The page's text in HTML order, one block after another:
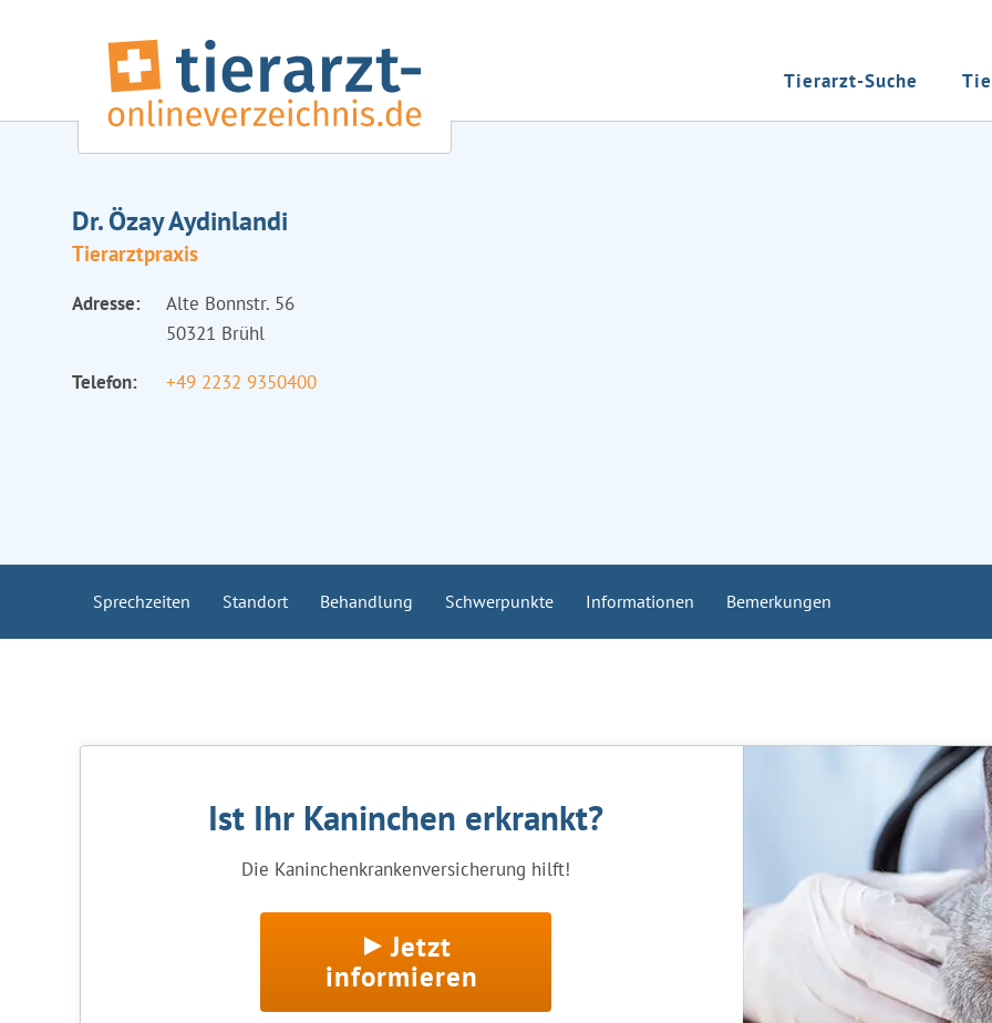
Tierarzt-Suche
Dr. Özay Aydinlandi
Tierarztpraxis
Adresse:
Alte Bonnstr. 56
50321 Brühl
Telefon:
+49 2232 9350400
Sprechzeiten Standort Behandlung Schwerpunkte Informationen Bemerkungen
Ist Ihr Kaninchen erkrankt?
Die Kaninchenkrankenversicherung hilft!
Jetzt
informieren